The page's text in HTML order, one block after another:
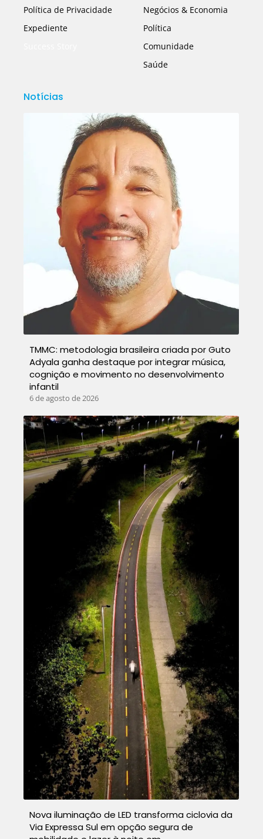
Política de Privacidade
Expediente
Negócios & Economia
Política
Comunidade
Saúde
Notícias
TMMC: metodologia brasileira criada por Guto
Adyala ganha destaque por integrar música,
cognição e movimento no desenvolvimento
infantil
6 de agosto de 2026
Nova iluminação de LED transforma ciclovia da
Via Expressa Sul em opção segura de